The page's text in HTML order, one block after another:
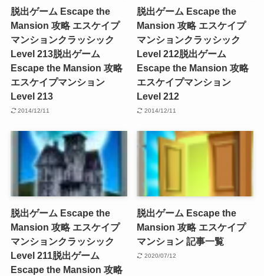
脱出ゲーム Escape the
Mansion 攻略 エスケイプ
マンションクラッシック
Level 213脱出ゲーム
Escape the Mansion 攻略
エスケイプマンション
Level 213
2014/12/11
脱出ゲーム Escape the
Mansion 攻略 エスケイプ
マンションクラッシック
Level 212脱出ゲーム
Escape the Mansion 攻略
エスケイプマンション
Level 212
2014/12/11
脱出ゲーム Escape the
Mansion 攻略 エスケイプ
マンションクラッシック
Level 211脱出ゲーム
Escape the Mansion 攻略
脱出ゲーム Escape the
Mansion 攻略 エスケイプ
マンション 記事一覧
2020/07/12